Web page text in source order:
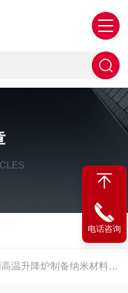
升降炉制备纳米材料及其特性研究
电话咨询